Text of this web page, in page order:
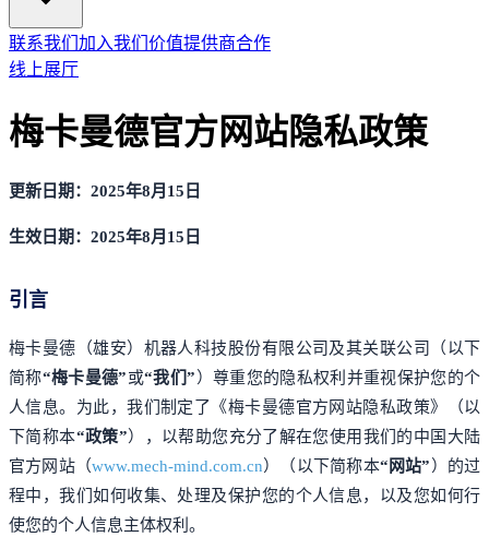
联系我们 加入我们 价值提供商合作
线上展厅
梅卡曼德官方网站隐私政策
更新日期：2025年8月15日
生效日期：2025年8月15日
引言
梅卡曼德（雄安）机器人科技股份有限公司及其关联公司（以下
简称“梅卡曼德”或“我们”）尊重您的隐私权利并重视保护您的个
人信息。为此，我们制定了《梅卡曼德官方网站隐私政策》（以
下简称本“政策”），以帮助您充分了解在您使用我们的中国大陆
官方网站（www.mech-mind.com.cn）（以下简称本“网站”）的过
程中，我们如何收集、处理及保护您的个人信息，以及您如何行
使您的个人信息主体权利。